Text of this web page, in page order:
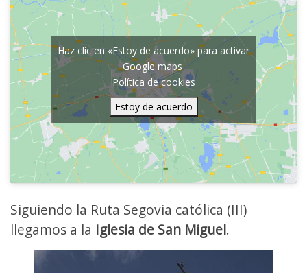
Haz clic en «Estoy de acuerdo» para activar
Google maps
Política de cookies
Estoy de acuerdo
Siguiendo la Ruta Segovia católica (III)
llegamos a la Iglesia de San Miguel.